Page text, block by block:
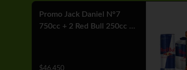
Promo Jack Daniel N°7
750cc + 2 Red Bull 250cc +
$46.450